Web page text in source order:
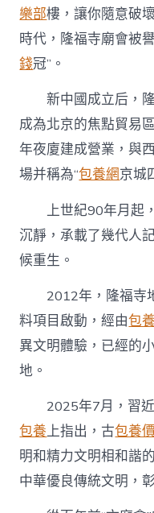
樂部樓，讓你隨意破
時代，隆福寺廟會被
錢冠”。
新中國成立后，
成為北京的焦點貿易
年夜廈建成營業，與
場并稱為“包養網京城
上世紀90年月起
沉靜，承載了幾代人
候重生。
2012年，隆福寺
料項目啟動，經由包
異文明體驗，已經的
地。
2025年7月，習
包養上指出，古包養
明和精力文明相和諧
中華優良傳統文明，